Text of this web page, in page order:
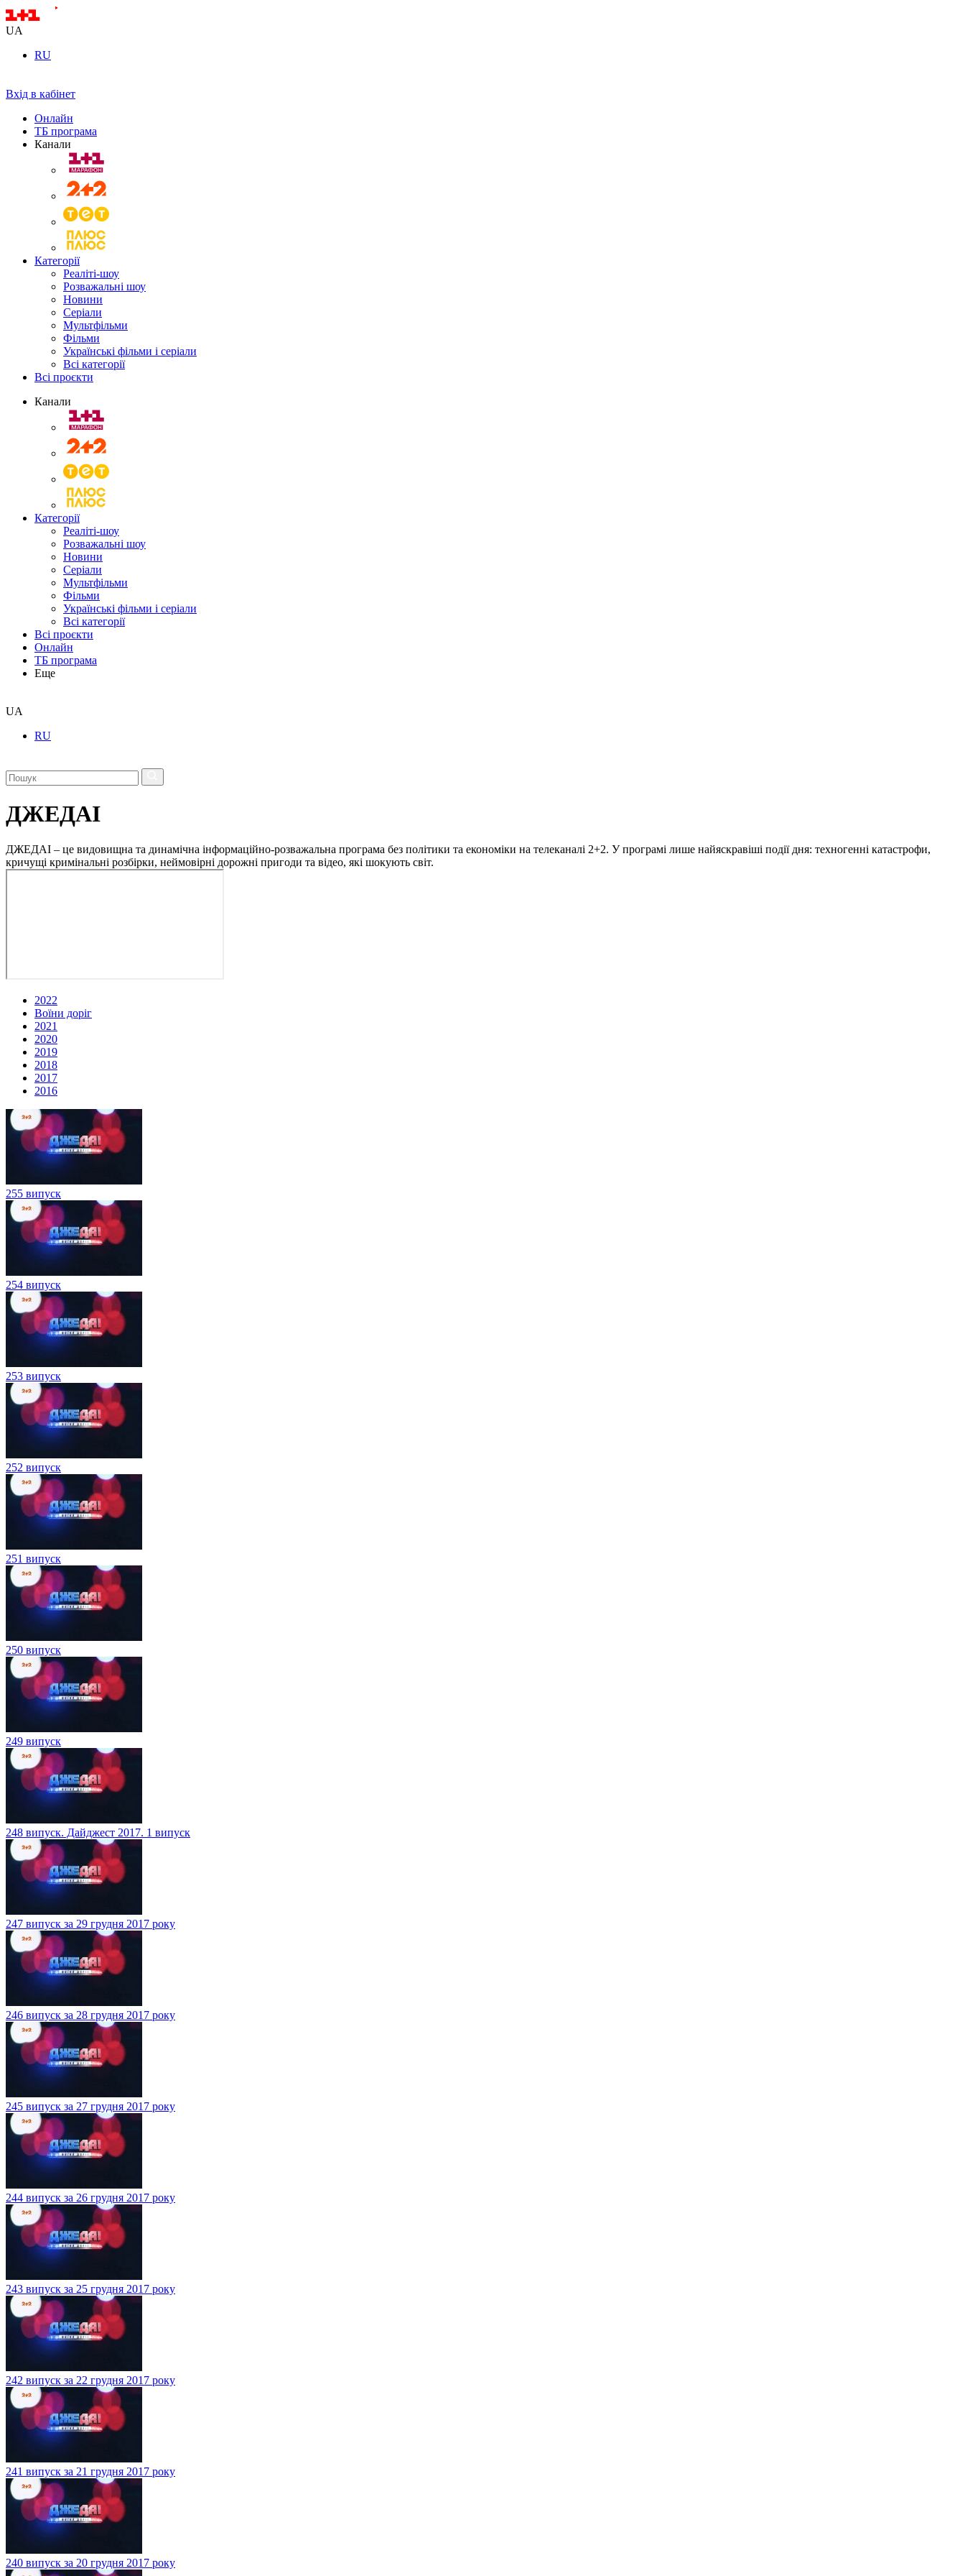
UA
RU
Вхід в кабінет
Онлайн
ТБ програма
Канали
Категорії
Реаліті-шоу
Розважальні шоу
Новини
Серіали
Мультфільми
Фільми
Українські фільми і серіали
Всі категорії
Всі проєкти
Канали
Категорії
Реаліті-шоу
Розважальні шоу
Новини
Серіали
Мультфільми
Фільми
Українські фільми і серіали
Всі категорії
Всі проєкти
Онлайн
ТБ програма
Еще
UA
RU
ДЖЕДАІ
ДЖЕДАІ – це видовищна та динамічна інформаційно-розважальна програма без політики та економіки на телеканалі 2+2. У програмі лише найяскравіші події дня: техногенні катастрофи,
кричущі кримінальні розбірки, неймовірні дорожні пригоди та відео, які шокують світ.
2022
Воїни доріг
2021
2020
2019
2018
2017
2016
255 випуск
254 випуск
253 випуск
252 випуск
251 випуск
250 випуск
249 випуск
248 випуск. Дайджест 2017. 1 випуск
247 випуск за 29 грудня 2017 року
246 випуск за 28 грудня 2017 року
245 випуск за 27 грудня 2017 року
244 випуск за 26 грудня 2017 року
243 випуск за 25 грудня 2017 року
242 випуск за 22 грудня 2017 року
241 випуск за 21 грудня 2017 року
240 випуск за 20 грудня 2017 року